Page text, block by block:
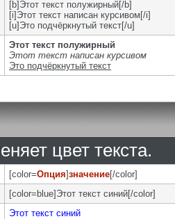
[b]Этот текст полужирный[/b]
[i]Этот текст написан курсивом[/i]
[u]Это подчёркнутый текст[/u]
Этот текст полужирный
Этот текст написан курсивом
Это подчёркнутый текст
цвет текста.
[color=Опция]значение[/color]
[color=blue]Этот текст синий[/color]
Этот текст синий